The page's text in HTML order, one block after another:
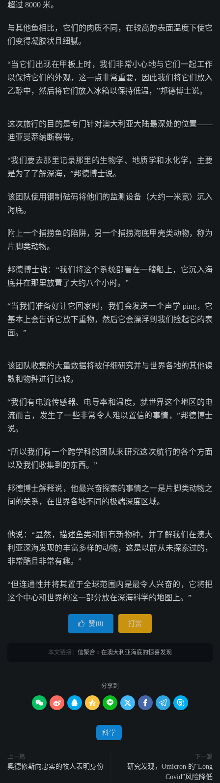
超过 8000 米。
与其他鱼相比，它们的肉质不同，在较高的表面温度下使它
们变得凝胶状且细腻。
“当它们出现在甲板上时，我们非常小心地与它们一起工作
以保持它们的外观，这一点非常重要，因此我们将它们放入
乙醇中，然后将它们放入冰箱以保持低温，”邦德博士说。
这次旅行的目的是专门针对澳大利亚大陆最深处的位置——
迪亚曼蒂纳断裂带。
“我们要去那里记录那里的生物学、地质学和水化学，主要
是为了了解深海，”邦德博士说。
该团队使用钢制砝码将他们的监测设备（大约一米宽）沉入
海底。
附上一个捕捞鱼的陷阱，另一个捕捞海底甲壳类动物，称为
片脚类动物。
邦德博士说：“我们将这个系统部署在一艘船上，它沉入海
底并在那里放置了大约八个小时。”
“当我们准备好让它回家时，我们会发送一个声学 ping，它
基本上会告诉它放下重物，然后它会漂浮到我们捡起它的表
面。”
该团队收集的大量数据将被仔细研究并与世界各地的其他读
数和物种进行比较。
“我们有电流传感器、电导率和温度，就世界这个地区的电
流而言，发生了一些非常令人难以置信的事情，”邦德博士
说。
“所以我们有一个跨学科的团队来研究这次航行的各个方面
以及我们收集到的东西。”
邦德博士解释说，他最兴奋探索的事情之一是片脚类动物之
间的关系，在世界各地不同的极端深度区域。
他说：“显然，描述鱼类和拥有新物种，并了解我们在澳大
利亚深海发现的丰富多样的动物，这是以前从未探索过的，
非常酷且非常有趣。”
“但连通性并将其置于全球范围内是最令人兴奋的，它将把
这个中心和世界的这一部分放在深海科学的地图上。”
 赞(0) 打赏
本文链接： 信聚合 » 在澳大利亚海底的惊喜发现
分享到
        
科学
上一篇
奥德修斯向忠实的牧人表明身份
下一篇
研究发现，Omicron 的“Long
Covid”风险降低